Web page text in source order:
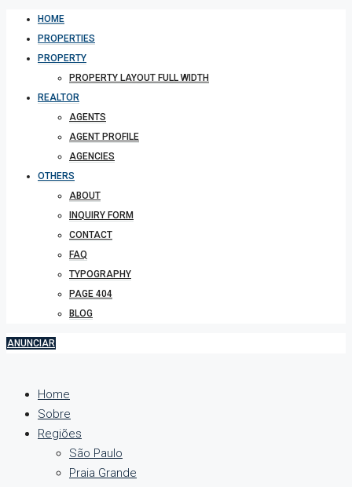
HOME
PROPERTIES
PROPERTY
PROPERTY LAYOUT FULL WIDTH
REALTOR
AGENTS
AGENT PROFILE
AGENCIES
OTHERS
ABOUT
INQUIRY FORM
CONTACT
FAQ
TYPOGRAPHY
PAGE 404
BLOG
ANUNCIAR
Home
Sobre
Regiões
São Paulo
Praia Grande